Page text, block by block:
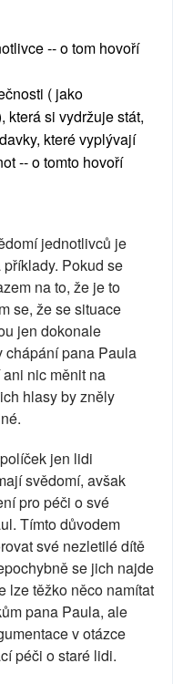
-- o tom hovoří
( jako
která si vydržuje stát,
které vyplývají
-- o tomto hovoří
jednotlivců je
Pokud se
na to, že je to
se, že se situace
jen dokonale
chápání pana Paula
nic měnit na
hlasy by zněly
jen lidi
svědomí, avšak
pro péči o své
Tímto důvodem
své nezletilé dítě
se jich najde
lze těžko něco namítat
pana Paula, ale
v otázce
péči o staré lidi.